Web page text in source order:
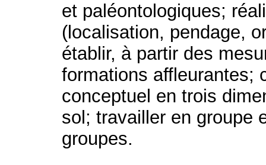
et paléontologiques;
(localisation, pendage,
établir, à partir des
formations affleurantes;
conceptuel en trois
sol; travailler en groupe
groupes.